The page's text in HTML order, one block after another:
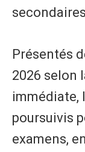
Présentés
2026 selon
immédiate,
poursuivis
examens,